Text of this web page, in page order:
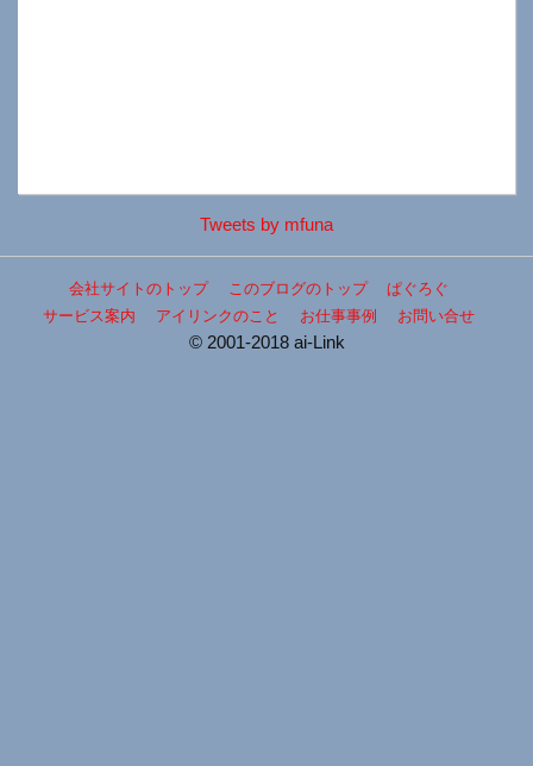
Tweets by mfuna
会社サイトのトップ このブログのトップ
ぱぐろぐ
サービス案内
アイリンクのこと お仕事事例 お問い合せ
© 2001-2018 ai-Link